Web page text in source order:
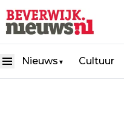
Nieuws ▼ Cultuur